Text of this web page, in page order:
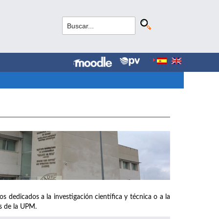
dedicados a la investigación científica y técnica o a la
de la UPM.